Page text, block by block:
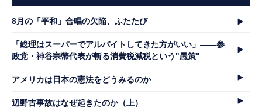
8月の「平和」合唱の欠陥、ふたたび
「総理はスーパーでアルバイトしてきた方がいい」――参
政党・神谷宗幣代表が斬る消費税減税という"愚策"
アメリカは日本の憲法をどうみるのか
辺野古事故はなぜ起きたのか（上）